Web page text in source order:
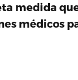
medida
médicos